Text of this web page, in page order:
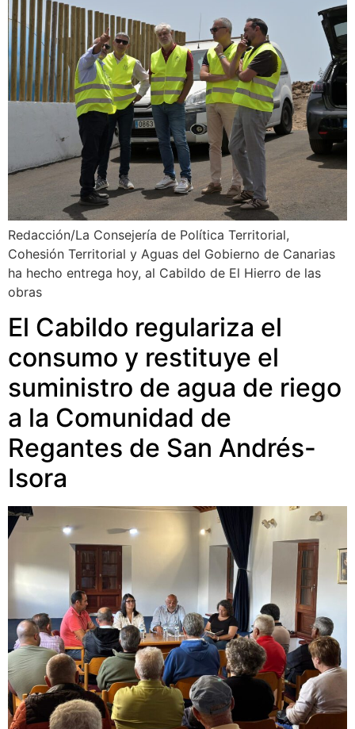
Redacción/La Consejería de Política Territorial,
Cohesión Territorial y Aguas del Gobierno de Canarias
ha hecho entrega hoy, al Cabildo de El Hierro de las
obras
El Cabildo regulariza el
consumo y restituye el
suministro de agua de riego
a la Comunidad de
Regantes de San Andrés-
Isora